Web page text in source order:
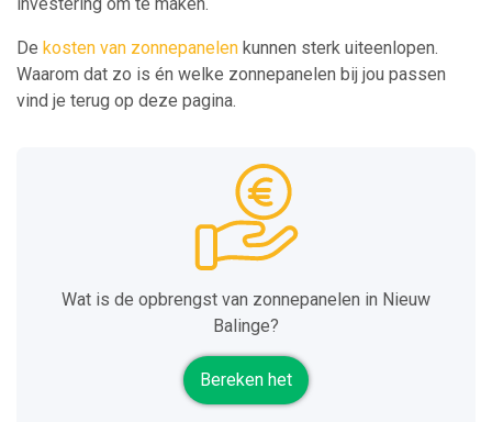
investering om te maken.
De kosten van zonnepanelen kunnen sterk uiteenlopen.
Waarom dat zo is én welke zonnepanelen bij jou passen
vind je terug op deze pagina.
Wat is de opbrengst van zonnepanelen in Nieuw
Balinge?
Bereken het